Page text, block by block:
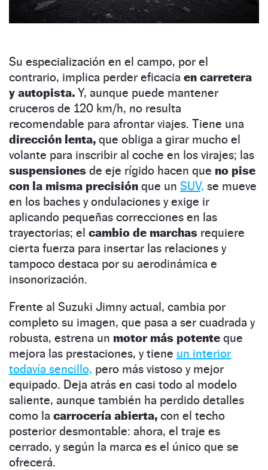
Su especialización en el campo, por el
contrario, implica perder eficacia en carretera
y autopista. Y, aunque puede mantener
cruceros de 120 km/h, no resulta
recomendable para afrontar viajes. Tiene una
dirección lenta, que obliga a girar mucho el
volante para inscribir al coche en los virajes; las
suspensiones de eje rígido hacen que no pise
con la misma precisión que un SUV, se mueve
en los baches y ondulaciones y exige ir
aplicando pequeñas correcciones en las
trayectorias; el cambio de marchas requiere
cierta fuerza para insertar las relaciones y
tampoco destaca por su aerodinámica e
insonorización.
Frente al Suzuki Jimny actual, cambia por
completo su imagen, que pasa a ser cuadrada y
robusta, estrena un motor más potente que
mejora las prestaciones, y tiene un interior
todavía sencillo, pero más vistoso y mejor
equipado. Deja atrás en casi todo al modelo
saliente, aunque también ha perdido detalles
como la carrocería abierta, con el techo
posterior desmontable: ahora, el traje es
cerrado, y según la marca es el único que se
ofrecerá.